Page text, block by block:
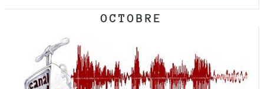
OCTOBRE